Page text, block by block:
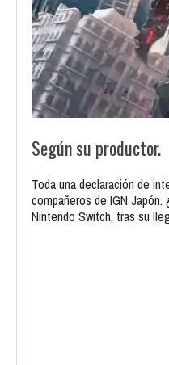
Según su productor.
Toda una declaración de
compañeros de IGN
Nintendo Switch, tras su